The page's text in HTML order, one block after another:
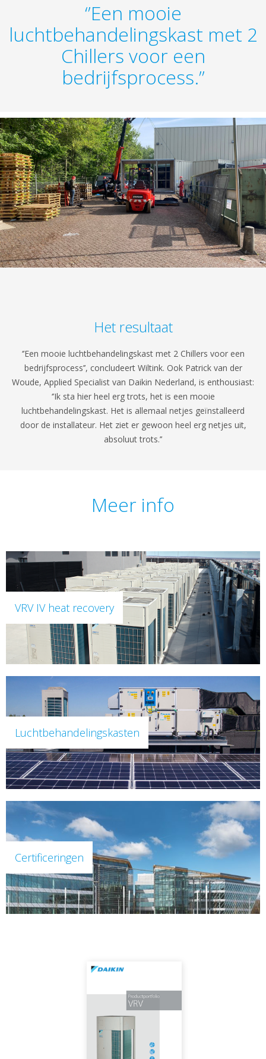
‘’Een mooie
luchtbehandelingskast met 2
Chillers voor een
bedrijfsprocess.’’
Het resultaat
‘’Een mooie luchtbehandelingskast met 2 Chillers voor een
bedrijfsprocess’’, concludeert Wiltink. Ook Patrick van der
Woude, Applied Specialist van Daikin Nederland, is enthousiast:
‘’Ik sta hier heel erg trots, het is een mooie
luchtbehandelingskast. Het is allemaal netjes geïnstalleerd
door de installateur. Het ziet er gewoon heel erg netjes uit,
absoluut trots.’’
Meer info
VRV IV heat recovery
Luchtbehandelingskasten
Certificeringen